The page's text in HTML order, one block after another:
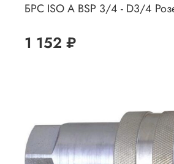
БРС ISO A BSP 3/4 - D3/4
1 152 ₽